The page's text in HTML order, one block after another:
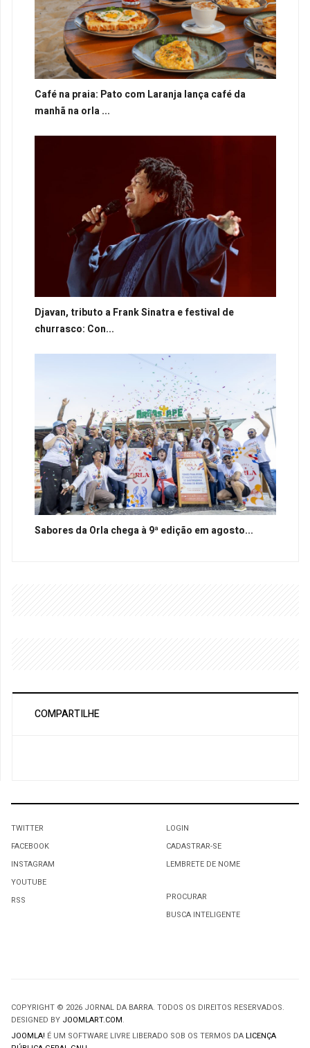
Café na praia: Pato com Laranja lança café da
manhã na orla ...
Djavan, tributo a Frank Sinatra e festival de
churrasco: Con...
Sabores da Orla chega à 9ª edição em agosto...
COMPARTILHE
TWITTER
FACEBOOK
INSTAGRAM
YOUTUBE
RSS
LOGIN
CADASTRAR-SE
LEMBRETE DE NOME
PROCURAR
BUSCA INTELIGENTE
COPYRIGHT © 2026 JORNAL DA BARRA. TODOS OS DIREITOS RESERVADOS.
DESIGNED BY JOOMLART.COM.
JOOMLA! É UM SOFTWARE LIVRE LIBERADO SOB OS TERMOS DA LICENÇA